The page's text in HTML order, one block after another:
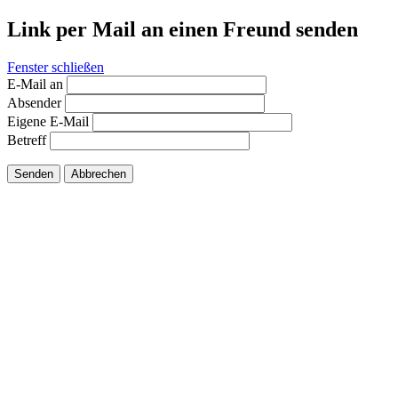
Link per Mail an einen Freund senden
Fenster schließen
E-Mail an
Absender
Eigene E-Mail
Betreff
Senden Abbrechen